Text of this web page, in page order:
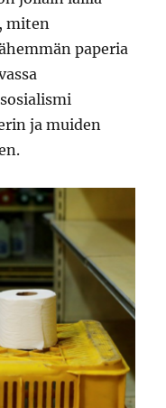
miten
paperia
sosialismi
ja muiden